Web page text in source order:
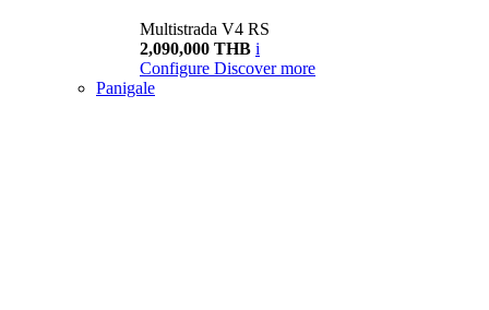
Multistrada V4 RS
2,090,000 THB i
Configure Discover more
Panigale